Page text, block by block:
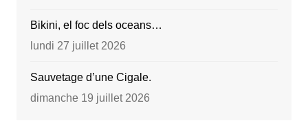
Bikini, el foc dels oceans…
lundi 27 juillet 2026
Sauvetage d’une Cigale.
dimanche 19 juillet 2026